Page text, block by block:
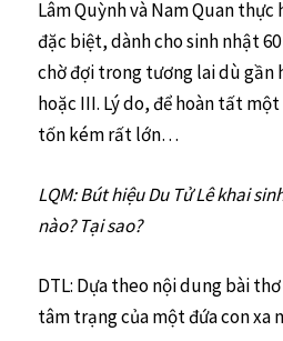
Lâm Quỳnh và Nam Quan
đặc biệt, dành cho sinh nhật
chờ đợi trong tương lai dù gần
hoặc III. Lý do, để hoàn tất
tốn kém rất lớn…
LQM: Bút hiệu Du Tử Lê khai
nào? Tại sao?
DTL: Dựa theo nội dung bài
tâm trạng của một đứa con xa